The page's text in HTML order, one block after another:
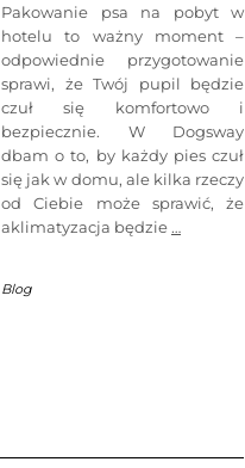
Pakowanie psa na pobyt w
hotelu to ważny moment –
odpowiednie przygotowanie
sprawi, że Twój pupil będzie
czuł się komfortowo i
bezpiecznie. W Dogsway
dbam o to, by każdy pies czuł
się jak w domu, ale kilka rzeczy
od Ciebie może sprawić, że
aklimatyzacja będzie …
Blog